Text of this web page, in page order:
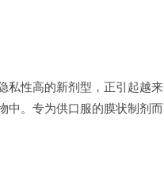
私性高的新剂型，正引起越来
中。专为供口服的膜状制剂而